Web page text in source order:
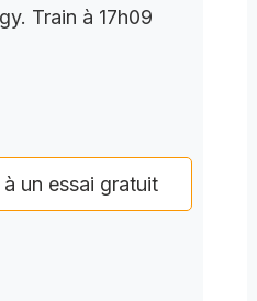
Train à 17h09
un essai gratuit